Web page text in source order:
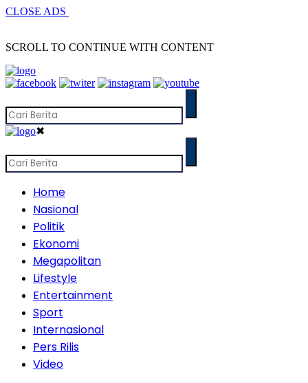
CLOSE ADS
SCROLL TO CONTINUE WITH CONTENT
✖
Home
Nasional
Politik
Ekonomi
Megapolitan
Lifestyle
Entertainment
Sport
Internasional
Pers Rilis
Video